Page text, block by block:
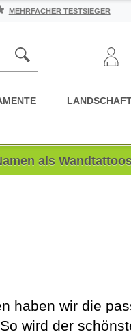
MEHRFACHER TESTSIEGER
als
haben wir die
wird der